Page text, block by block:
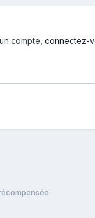
compte, connectez-